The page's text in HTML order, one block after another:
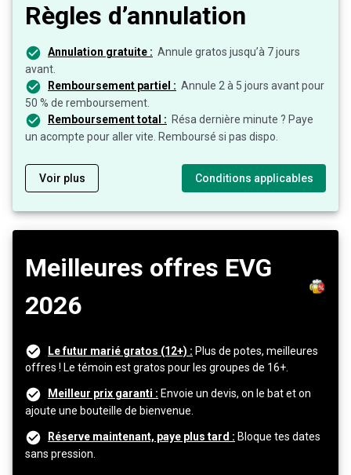
Règles d’annulation
Annulation gratuite : Annule gratos jusqu’à 7 jours
avant.
Remboursement partiel : Annule 2 à 5 jours avant pour
50 % de remboursement.
Remboursement total : Résa dernière minute ? Paye
un acompte pour aller vite. Remboursé si pas dispo.
Voir plus Conditions applicables
Meilleures offres EVG
2026
Le futur marié gratos (12+) : Plus de potes, meilleures
offres ! Le témoin est gratos pour les groupes de 16+.
Meilleur prix garanti : Envoie un devis, on le bat et on
ajoute une bouteille de bienvenue.
Réserve maintenant, paye plus tard : Bloque tes dates
sans pression.